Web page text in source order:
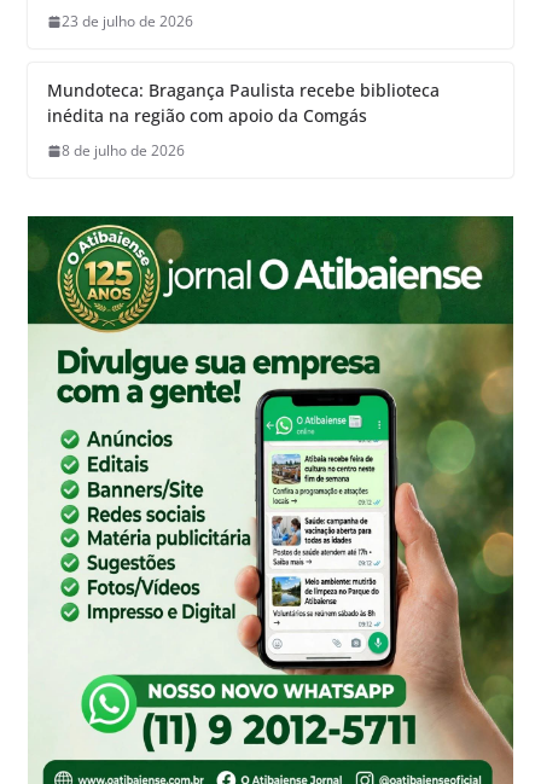
23 de julho de 2026
Mundoteca: Bragança Paulista recebe biblioteca
inédita na região com apoio da Comgás
8 de julho de 2026